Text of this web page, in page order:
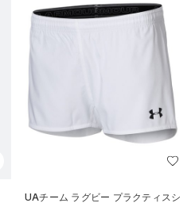
UAチーム ラグビー プラクティスシ